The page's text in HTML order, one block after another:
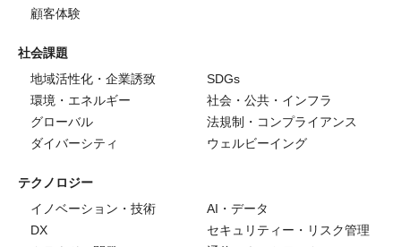
顧客体験
社会課題
地域活性化・企業誘致
SDGs
環境・エネルギー
社会・公共・インフラ
グローバル
法規制・コンプライアンス
ダイバーシティ
ウェルビーイング
テクノロジー
イノベーション・技術
AI・データ
DX
セキュリティー・リスク管理